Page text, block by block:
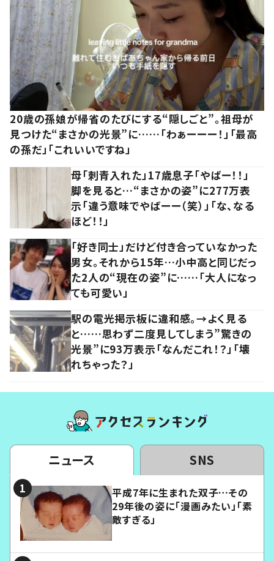
20歳の孫娘が帰省のたびにする“隠しごと”。祖母が
見つけた“まさかの光景”に……「わぁーーー！」「最高
の孫だ」「これいいですね」
母「刺青入れた」17歳息子「やばー！！」
脚を見ると…“まさかの姿”に277万表
示「違う意味でやばーー（笑）」「な、なる
ほど！！」
「好き同士」だけど付き合っていなかった
男女。それから15年…小中高と同じだっ
た2人の“現在の姿”に……「大人になっ
ても可愛い」
駅の電光掲示板に違和感。→よく見る
と……思わず二度見してしまう”驚きの
光景”に93万表示「なんだこれ！？」「壊
れちゃった？」
ニュース SNS
平成7年に生まれた双子…その
29年後の姿に「漫画みたい」「素
敵すぎる」